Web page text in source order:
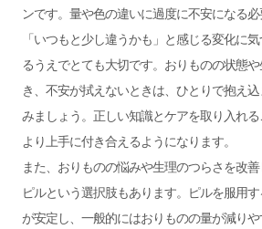
ンです。量や色の違いに過度に不安になる必
「いつもと少し違うかも」と感じる変化に
るうえでとても大切です。おりものの状態
き、不安が拭えないときは、ひとりで抱え
みましょう。正しい知識とケアを取り入れ
より上手に付き合えるようになります。
また、おりものの悩みや生理のつらさを改
ピルという選択肢もあります。ピルを服用
が安定し、一般的にはおりものの量が減り